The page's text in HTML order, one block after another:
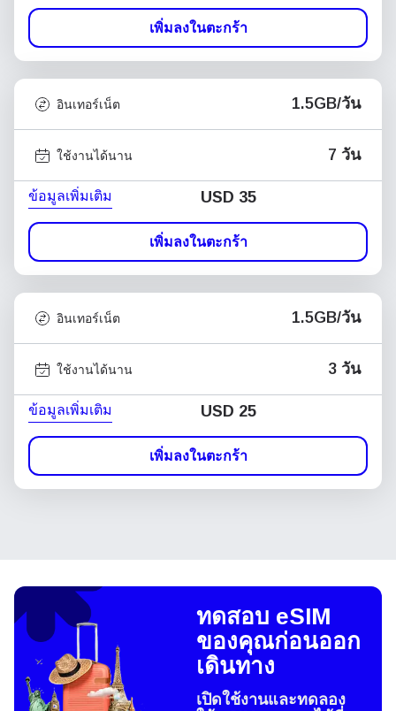
เพิ่มลงในตะกร้า
อินเทอร์เน็ต 1.5GB/วัน
ใช้งานได้นาน 7 วัน
ข้อมูลเพิ่มเติม USD 35
เพิ่มลงในตะกร้า
อินเทอร์เน็ต 1.5GB/วัน
ใช้งานได้นาน 3 วัน
ข้อมูลเพิ่มเติม USD 25
เพิ่มลงในตะกร้า
ทดสอบ eSIM
ของคุณก่อนออก
เดินทาง
เปิดใช้งานและทดลอง